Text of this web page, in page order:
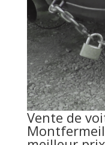
Vente de